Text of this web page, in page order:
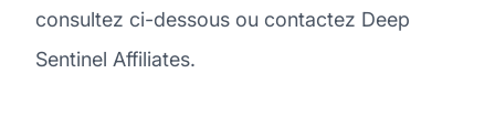
consultez ci-dessous ou contactez Deep
Sentinel Affiliates.